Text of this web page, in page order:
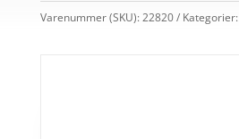
Varenummer (SKU):22820 Kategorier: